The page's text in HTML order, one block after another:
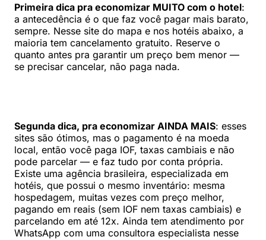
Primeira dica pra economizar MUITO com o hotel:
a antecedência é o que faz você pagar mais barato,
sempre. Nesse site do mapa e nos hotéis abaixo, a
maioria tem cancelamento gratuito. Reserve o
quanto antes pra garantir um preço bem menor —
se precisar cancelar, não paga nada.
Segunda dica, pra economizar AINDA MAIS: esses
sites são ótimos, mas o pagamento é na moeda
local, então você paga IOF, taxas cambiais e não
pode parcelar — e faz tudo por conta própria.
Existe uma agência brasileira, especializada em
hotéis, que possui o mesmo inventário: mesma
hospedagem, muitas vezes com preço melhor,
pagando em reais (sem IOF nem taxas cambiais) e
parcelando em até 12x. Ainda tem atendimento por
WhatsApp com uma consultora especialista nesse